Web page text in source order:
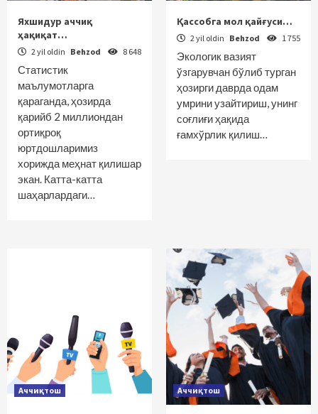
Яхшидур аччиқ
ҳақиқат…
2 yil oldin Behzod 8 648
Статистик
маълумотларга
қараганда, ҳозирда
қарийб 2 миллиондан
ортиқроқ
юртдошларимиз
хорижда меҳнат қилишар
экан. Катта-катта
шаҳарлардаги…
Қассобга мол қайғуси…
2 yil oldin Behzod 1 755
Экологик вазият
ўзгарувчан бўлиб турган
ҳозирги даврда одам
умрини узайтириш, унинг
соғлиғи ҳақида
ғамхўрлик қилиш…
Аччиқтош Аччиқтош